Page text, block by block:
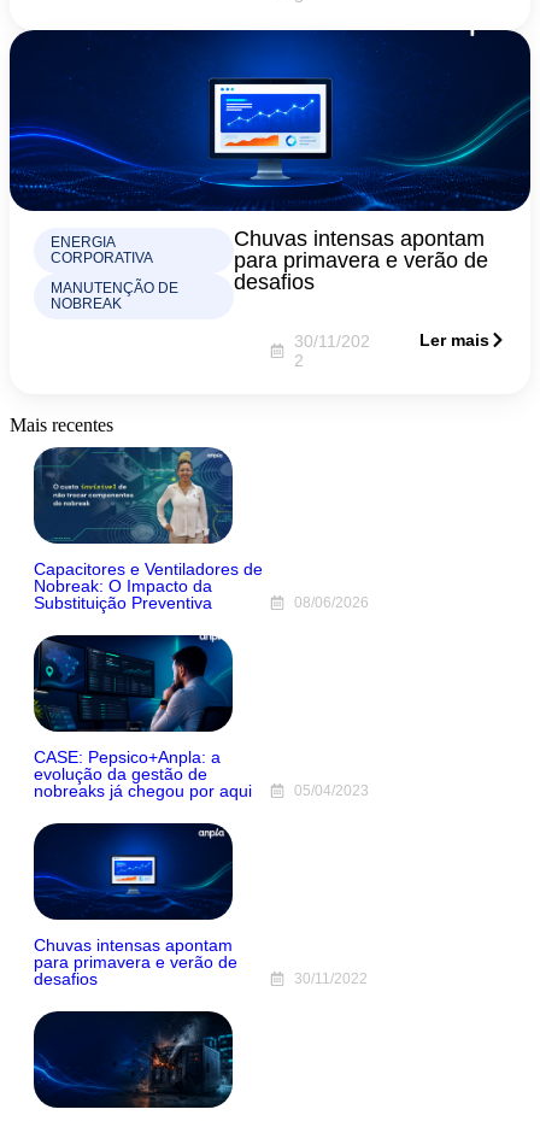
ENERGIA
CORPORATIVA
MANUTENÇÃO DE
NOBREAK
Chuvas intensas apontam
para primavera e verão de
desafios
30/11/202
2
Ler mais
Mais recentes
Capacitores e Ventiladores de
Nobreak: O Impacto da
Substituição Preventiva
08/06/2026
CASE: Pepsico+Anpla: a
evolução da gestão de
nobreaks já chegou por aqui
05/04/2023
Chuvas intensas apontam
para primavera e verão de
desafios
30/11/2022